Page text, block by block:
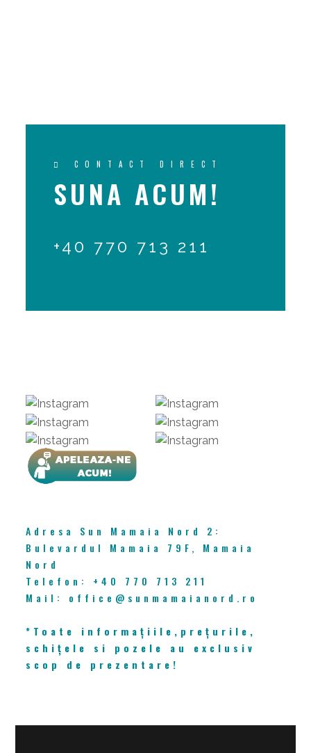
CONTACT DIRECT
SUNA ACUM!
+40 770 713 211
Adresa Sun Mamaia Nord 2:
Bulevardul Mamaia 79F, Mamaia
Nord
Telefon: +40 770 713 211
Mail: office@sunmamaianord.ro
*Toate informațiile,prețurile,
schițele si pozele au exclusiv
scop de prezentare!